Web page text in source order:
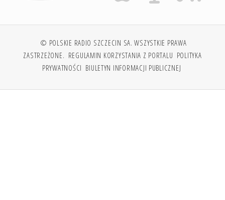
© POLSKIE RADIO SZCZECIN SA. WSZYSTKIE PRAWA
ZASTRZEŻONE. REGULAMIN KORZYSTANIA Z PORTALU POLITYKA
PRYWATNOŚCI BIULETYN INFORMACJI PUBLICZNEJ